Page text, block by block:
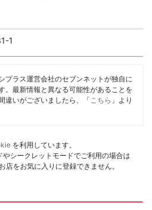
1
プラス運営会社のセブンネットが独自に
。最新情報と異なる可能性があることを
違いがございましたら、「 こちら 」より
を利用しています。
シークレットモードでご利用の場合は
をお気に入りに登録できません。